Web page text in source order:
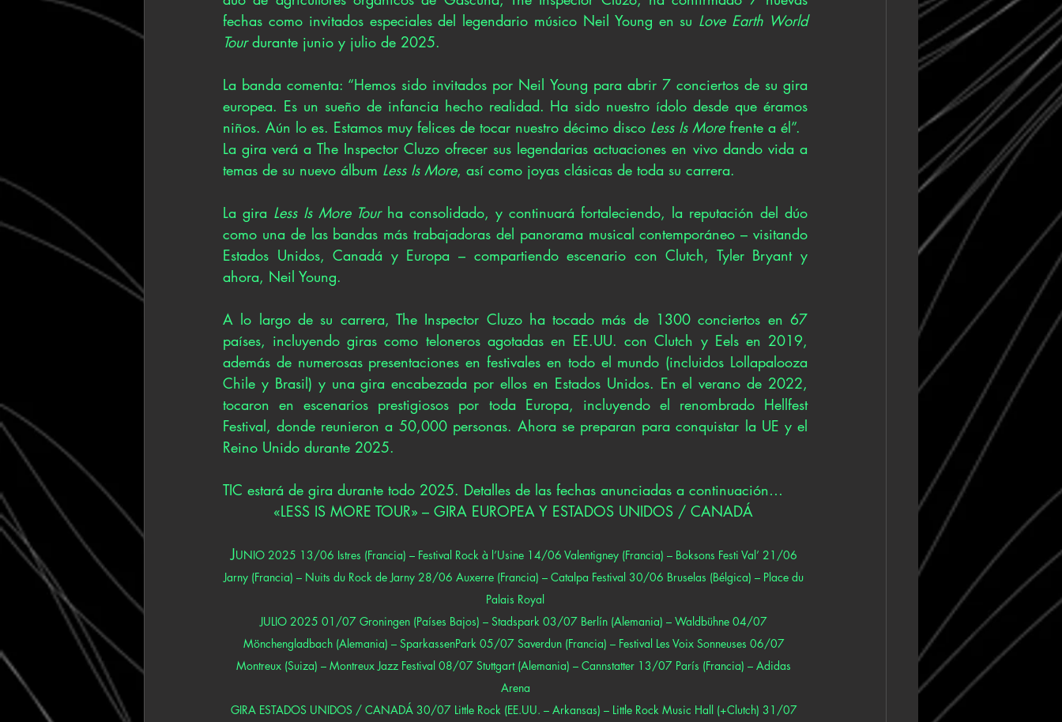
fechas como invitados especiales del legendario músico Neil Young en su Love Earth World
Tour durante junio y julio de 2025.
La banda comenta: “Hemos sido invitados por Neil Young para abrir 7 conciertos de su gira
europea. Es un sueño de infancia hecho realidad. Ha sido nuestro ídolo desde que éramos
niños. Aún lo es. Estamos muy felices de tocar nuestro décimo disco Less Is More frente a él”.
La gira verá a The Inspector Cluzo ofrecer sus legendarias actuaciones en vivo dando vida a
temas de su nuevo álbum Less Is More, así como joyas clásicas de toda su carrera.
La gira Less Is More Tour ha consolidado, y continuará fortaleciendo, la reputación del dúo
como una de las bandas más trabajadoras del panorama musical contemporáneo – visitando
Estados Unidos, Canadá y Europa – compartiendo escenario con Clutch, Tyler Bryant y
ahora, Neil Young.
A lo largo de su carrera, The Inspector Cluzo ha tocado más de 1300 conciertos en 67
países, incluyendo giras como teloneros agotadas en EE.UU. con Clutch y Eels en 2019,
además de numerosas presentaciones en festivales en todo el mundo (incluidos Lollapalooza
Chile y Brasil) y una gira encabezada por ellos en Estados Unidos. En el verano de 2022,
tocaron en escenarios prestigiosos por toda Europa, incluyendo el renombrado Hellfest
Festival, donde reunieron a 50,000 personas. Ahora se preparan para conquistar la UE y el
Reino Unido durante 2025.
TIC estará de gira durante todo 2025. Detalles de las fechas anunciadas a continuación…
«LESS IS MORE TOUR» – GIRA EUROPEA Y ESTADOS UNIDOS / CANADÁ
JUNIO 2025 13/06 Istres (Francia) – Festival Rock à l’Usine 14/06 Valentigney (Francia) – Boksons Festi Val’ 21/06
Jarny (Francia) – Nuits du Rock de Jarny 28/06 Auxerre (Francia) – Catalpa Festival 30/06 Bruselas (Bélgica) – Place du
Palais Royal
JULIO 2025 01/07 Groningen (Países Bajos) – Stadspark 03/07 Berlín (Alemania) – Waldbühne 04/07
Mönchengladbach (Alemania) – SparkassenPark 05/07 Saverdun (Francia) – Festival Les Voix Sonneuses 06/07
Montreux (Suiza) – Montreux Jazz Festival 08/07 Stuttgart (Alemania) – Cannstatter 13/07 París (Francia) – Adidas
Arena
GIRA ESTADOS UNIDOS / CANADÁ 30/07 Little Rock (EE.UU. – Arkansas) – Little Rock Music Hall (+Clutch) 31/07